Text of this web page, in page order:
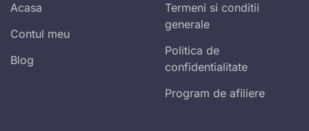
Acasa
Contul meu
Blog
Termeni si conditii
generale
Politica de
confidentialitate
Program de afiliere